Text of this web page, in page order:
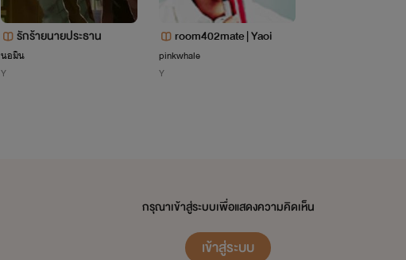
ผมไม่ได้ได้ชอบผู้ชาย"วิศวะ"หรอก
เเต่กูชอบผู้ชาย"หล่อ" อิอิ
รักร้ายนายประธาน
นอมิน
Y
room402mate | Yaoi
pinkwhale
Y
กรุณาเข้าสู่ระบบเพื่อแสดงความคิดเห็น
เข้าสู่ระบบ